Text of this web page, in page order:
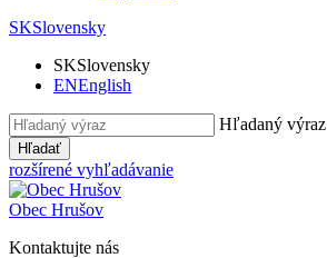
SKSlovensky
SKSlovensky
ENEnglish
Hľadaný výraz
Hľadať
rozšírené vyhľadávanie
Obec Hrušov
Kontaktujte nás